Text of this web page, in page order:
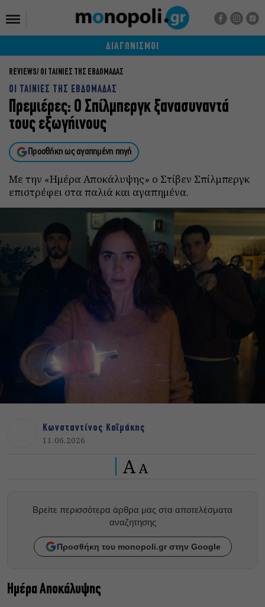
ΔΙΑΓΩΝΙΣΜΟΙ
REVIEWS ΟΙ ΤΑΙΝΙΕΣ ΤΗΣ ΕΒΔΟΜΑΔΑΣ
ΟΙ ΤΑΙΝΙΕΣ ΤΗΣ ΕΒΔΟΜΑΔΑΣ
Πρεμιέρες: O Σπίλμπεργκ ξανασυναντά
τους εξωγήινους
Προσθήκη ως αγαπημένη πηγή
Με την «Ημέρα Αποκάλυψης» ο Στίβεν Σπίλμπεργκ
επιστρέφει στα παλιά και αγαπημένα.
Κωνσταντίνος Καϊμάκης
11.06.2026
A A
Βρείτε περισσότερα άρθρα μας στα αποτελέσματα
αναζητησης
Προσθήκη του monopoli.gr στην Google
Ημέρα Αποκάλυψης